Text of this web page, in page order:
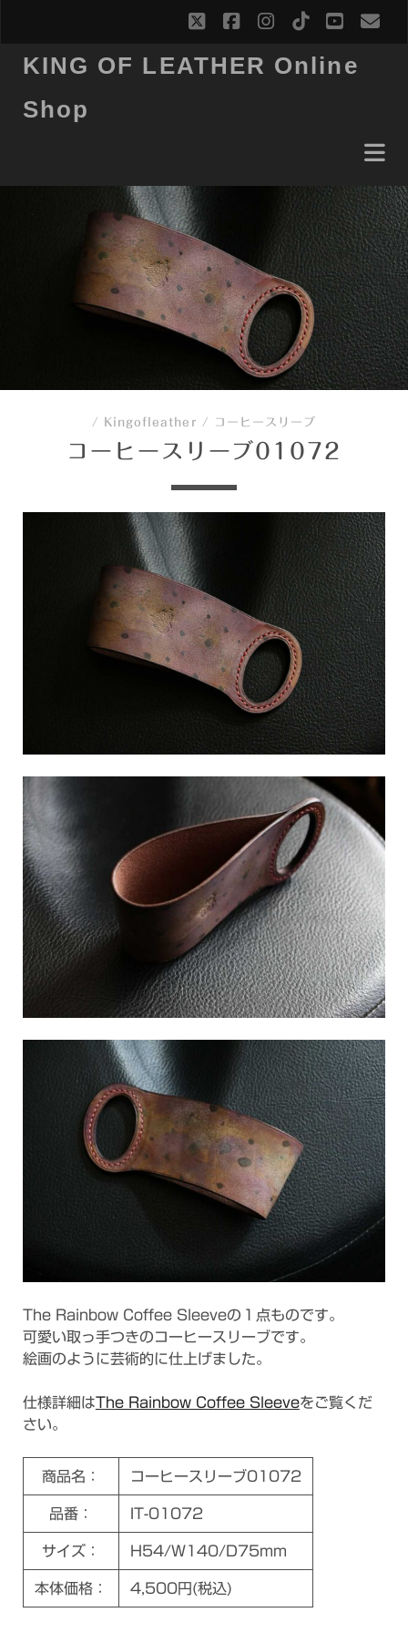
twitterfacebookinstagram
tiktok
KING OF LEATHER Online
Shop
/ Kingofleather / コーヒースリーブ
コーヒースリーブ01072
The Rainbow Coffee Sleeveの１点ものです。
可愛い取っ手つきのコーヒースリーブです。
絵画のように芸術的に仕上げました。
仕様詳細はThe Rainbow Coffee Sleeveをご覧くだ
さい。
商品名： コーヒースリーブ01072
品番： IT-01072
サイズ： H54/W140/D75mm
本体価格： 4,500円(税込)